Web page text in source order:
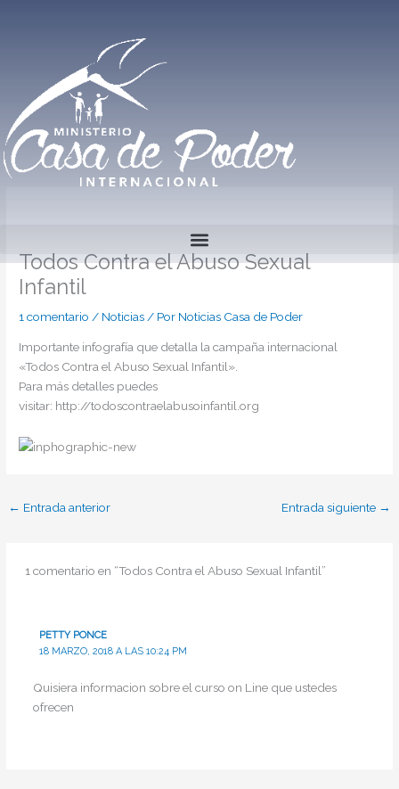
Todos Contra el Abuso Sexual
Infantil
1 comentario / Noticias / Por Noticias Casa de Poder
Importante infografía que detalla la campaña internacional
«Todos Contra el Abuso Sexual Infantil».
Para más detalles puedes
visitar: http://todoscontraelabusoinfantil.org
← Entrada anterior Entrada siguiente →
1 comentario en “Todos Contra el Abuso Sexual Infantil”
PETTY PONCE
18 MARZO, 2018 A LAS 10:24 PM
Quisiera informacion sobre el curso on Line que ustedes
ofrecen